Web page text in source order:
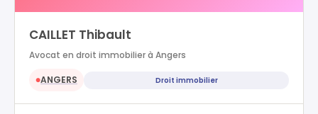
CAILLET Thibault
Avocat en droit immobilier à Angers
●ANGERS Droit immobilier